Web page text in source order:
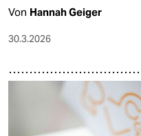
Von Hannah Geiger
30.3.2026